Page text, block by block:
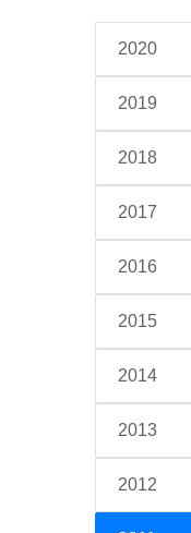
2020
2019
2018
2017
2016
2015
2014
2013
2012